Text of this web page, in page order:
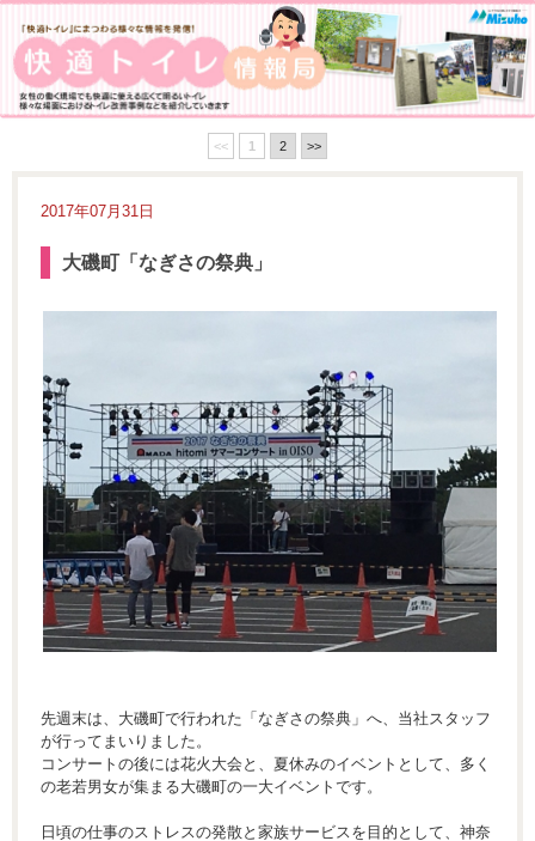
<< 1 2 >>
2017年07月31日
大磯町「なぎさの祭典」
先週末は、大磯町で行われた「なぎさの祭典」へ、当社スタッフ
が行ってまいりました。
コンサートの後には花火大会と、夏休みのイベントとして、多く
の老若男女が集まる大磯町の一大イベントです。
日頃の仕事のストレスの発散と家族サービスを目的として、神奈